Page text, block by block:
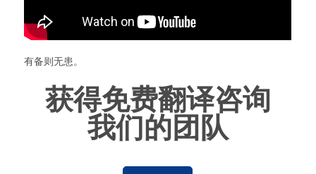
有备则无患。
获得免费翻译咨询
我们的团队